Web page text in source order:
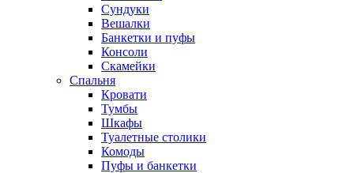
Сундуки
Вешалки
Банкетки и пуфы
Консоли
Скамейки
Спальня
Кровати
Тумбы
Шкафы
Туалетные столики
Комоды
Пуфы и банкетки